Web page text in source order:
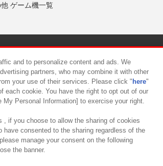
ゲーム機一覧
について カスタマーハラスメント対応方針
and to personalize content and ads. We
partners, who may combine it with other
your use of their services. Please click " here"
each cookie. You have the right to opt out of our
Personal Information] to exercise your right.
, if you choose to allow the sharing of cookies
have consented to the sharing regardless of the
manage your consent on the following
the banner.